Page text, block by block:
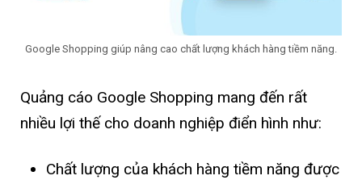
Google Shopping giúp nâng cao chất lượng khách hàng tiềm năng.
Quảng cáo Google Shopping mang đến rất
nhiều lợi thế cho doanh nghiệp điển hình như:
Chất lượng của khách hàng tiềm năng được